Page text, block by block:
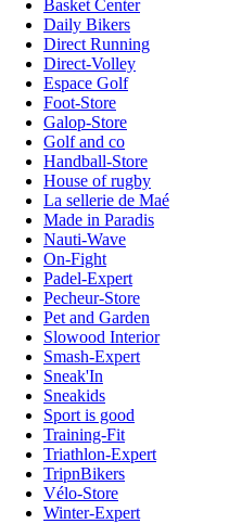
Basket Center
Daily Bikers
Direct Running
Direct-Volley
Espace Golf
Foot-Store
Galop-Store
Golf and co
Handball-Store
House of rugby
La sellerie de Maé
Made in Paradis
Nauti-Wave
On-Fight
Padel-Expert
Pecheur-Store
Pet and Garden
Slowood Interior
Smash-Expert
Sneak'In
Sneakids
Sport is good
Training-Fit
Triathlon-Expert
TripnBikers
Vélo-Store
Winter-Expert